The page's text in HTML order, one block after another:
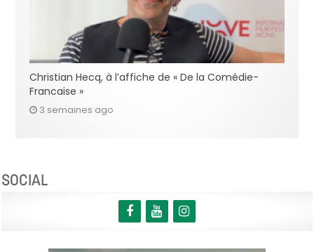
Christian Hecq, à l’affiche de « De la Comédie-
Francaise »
3 semaines ago
SOCIAL